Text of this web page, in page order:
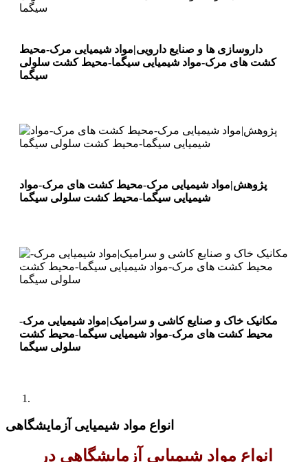
داروسازی ها و صنایع دارویی|مواد شیمیایی مرک-محیط
کشت های مرک-مواد شیمیایی سیگما-محیط کشت سلولی
سیگما
پژوهش|مواد شیمیایی مرک-محیط کشت های مرک-مواد
شیمیایی سیگما-محیط کشت سلولی سیگما
مکانیک خاک و صنایع کاشی و سرامیک|مواد شیمیایی مرک-
محیط کشت های مرک-مواد شیمیایی سیگما-محیط کشت
سلولی سیگما
انواع مواد شیمیایی آزمایشگاهی
انواع مواد شیمیایی آزمایشگاهی در